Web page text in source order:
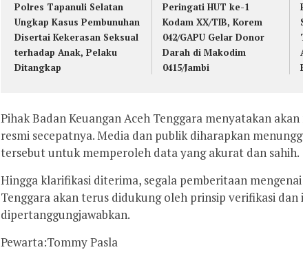
Polres Tapanuli Selatan
Ungkap Kasus Pembunuhan
Disertai Kekerasan Seksual
terhadap Anak, Pelaku
Ditangkap
Peringati HUT ke-1
Kodam XX/TIB, Korem
042/GAPU Gelar Donor
Darah di Makodim
0415/Jambi
Pihak Badan Keuangan Aceh Tenggara menyatakan
resmi secepatnya. Media dan publik diharapkan
tersebut untuk memperoleh data yang akurat dan sahih.
Hingga klarifikasi diterima, segala pemberitaan
Tenggara akan terus didukung oleh prinsip verifikasi
dipertanggungjawabkan.
Pewarta:Tommy Pasla